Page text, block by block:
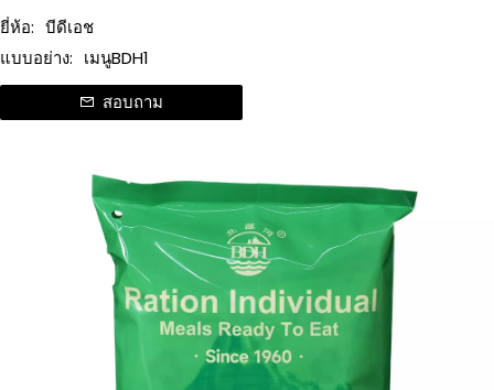
ยี่ห้อ: บีดีเอช
แบบอย่าง: เมนูBDH1
สอบถาม